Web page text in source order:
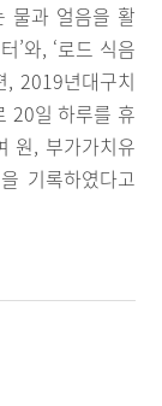
물과 얼음을 활
’와, ‘로드 식음
, 2019년대구치
20일 하루를 휴
원, 부가가치유
기록하였다고